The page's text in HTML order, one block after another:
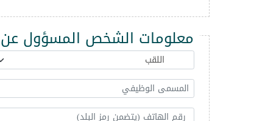
معلومات الشخص المسؤول